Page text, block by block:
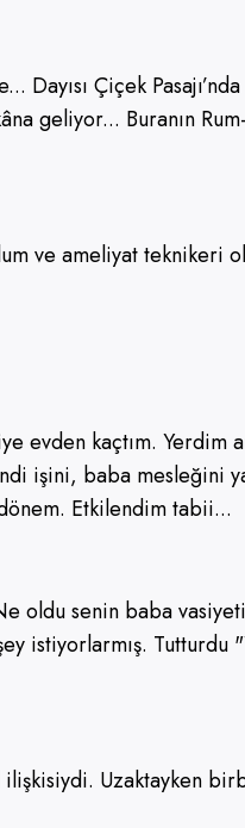
Çiçek
geliyor... Buranın
ve ameliyat teknikeri
kaçtım. Yerdim
işini, baba
Etkilendim tabii...
oldu senin baba
istiyorlarmış.
Uzaktayken